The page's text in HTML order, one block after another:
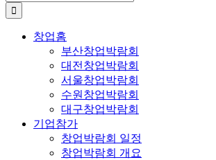
색:
창업홈
부산창업박람회
대전창업박람회
서울창업박람회
수원창업박람회
대구창업박람회
기업참가
창업박람회 일정
창업박람회 개요